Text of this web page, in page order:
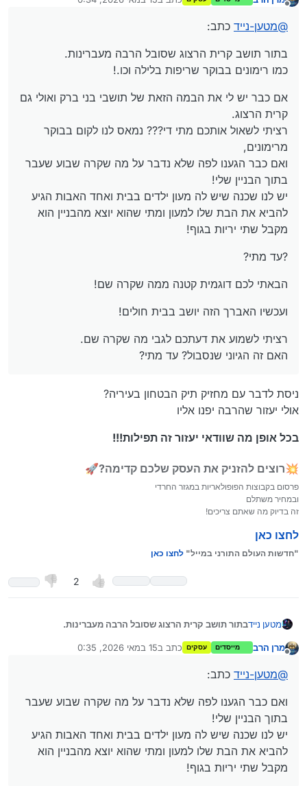
רציתי לשאול אותכם
ואם כבר הגענו לפה שלא נדבר על מה שקרה שבוע שעבר
בתוך הבניין שלי!
את הבת שלו למעון ומתי שהוא יוצא מהבניין הוא מקבל שתי
?עד מתי?
הבאתי לכם דוגמית קטנה ממה שקרה שם!
רציתי לשמוע את דעתכם לגבי מה שקרה שם.
האם זה הגיוני שנסבול? עד מתי?
מנותק נערך לאחרונה על ידי
@מטען-נייד כתב:
בתור תושב קרית הרצוג שסובל הרבה מעברינות.
כמו רימונים בבוקר שריפות בלילה וכו.!
אם כבר יש לי את הבמה הזאת של תושבי בני ברק ואולי גם
קרית הרצוג.
רציתי לשאול אותכם מתי די??? נמאס לנו לקום בבוקר
מרימונים,
ואם כבר הגענו לפה שלא נדבר על מה שקרה שבוע שעבר
בתוך הבניין שלי!
יש לנו שכנה שיש לה מעון ילדים בבית ואחד האבות הגיע
להביא את הבת שלו למעון ומתי שהוא יוצא מהבניין הוא
מקבל שתי יריות בגוף!
?עד מתי?
הבאתי לכם דוגמית קטנה ממה שקרה שם!
ועכשיו האברך הזה יושב בבית חולים!
רציתי לשמוע את דעתכם לגבי מה שקרה שם.
האם זה הגיוני שנסבול? עד מתי?
ניסת לדבר עם מחזיק תיק הבטחון בעיריה?
אולי יעזור שהרבה יפנו אליו
בכל אופן מה שוודאי יעזור זה תפילות!!!
💥רוצים להזניק את העסק שלכם קדימה?🚀
פרסום בקבוצות הפופולאריות במגזר החרדי
ובמחיר משתלם
זה בדיוק מה שאתם צריכים!
לחצו כאן
"חדשות העולם התורני במייל" לחצו כאן
2
מטען ניידבתור תושב קרית הרצוג שסובל הרבה מעברינות.
אם כבר יש לי את הבמה הזאת של תושבי בני ברק ואולי גם
רציתי לשאול אותכם
ואם כבר הגענו לפה שלא נדבר על מה שקרה שבוע שעבר
בתוך הבניין שלי!
יש לנו שכנה שיש לה מעון ילדים בבית ואחד האבות הגיע להביא
את הבת שלו למעון ומתי שהוא יוצא מהבניין הוא מקבל שתי
יריות בגוף!
?עד מתי?
הבאתי לכם דוגמית קטנה ממה שקרה שם!
ועכשיו האברך הזה יושב בבית חולים!
מנותק
מרן הרב מייסדים עסקים כתב ב15 במאי 2026, 0:35
נערך לאחרונה על ידי
@מטען-נייד כתב:
ואם כבר הגענו לפה שלא נדבר על מה שקרה שבוע שעבר
בתוך הבניין שלי!
יש לנו שכנה שיש לה מעון ילדים בבית ואחד האבות הגיע
להביא את הבת שלו למעון ומתי שהוא יוצא מהבניין הוא
מקבל שתי יריות בגוף!